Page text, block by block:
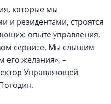
которые мы
и резидентами, строятся
опыте управления,
сервисе. Мы слышим
его желания», –
Управляющей